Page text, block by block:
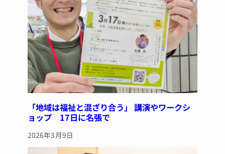
「地域は福祉と混ざり合う」 講演やワークシ
ョップ 17日に名張で
2026年3月9日